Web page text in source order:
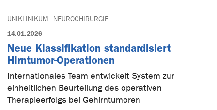
UNIKLINIKUM NEUROCHIRURGIE
14.01.2026
Neue Klassifikation standardisiert
Hirntumor-Operationen
Internationales Team entwickelt System zur
einheitlichen Beurteilung des operativen
Therapieerfolgs bei Gehirntumoren